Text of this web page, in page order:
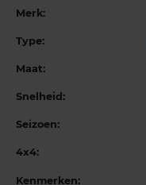
Merk:
Type:
Maat:
Snelheid:
Seizoen:
4x4:
Kenmerken: